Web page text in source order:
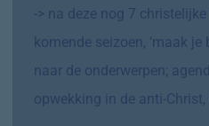
-> na deze nog 7
komende seizoen, ‘maak
naar de onderwerpen;
opwekking in de anti-